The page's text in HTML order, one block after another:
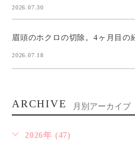
2026.07.30
眉頭のホクロの切除。4ヶ月目の
2026.07.18
ARCHIVE 月別アーカイブ
2026年 (47)